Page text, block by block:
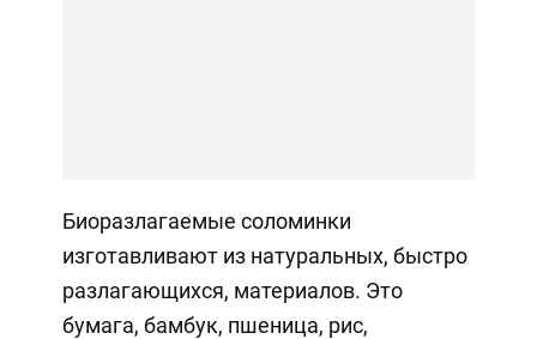
Биоразлагаемые соломинки
изготавливают из натуральных, быстро
разлагающихся, материалов. Это
бумага, бамбук, пшеница, рис,